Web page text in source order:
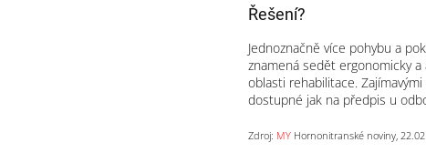
Řešení?
Jednoznačně více pohybu a
znamená sedět ergonomicky
oblasti rehabilitace.
dostupné jak na předpis u
Zdroj: MY Hornonitranské noviny,